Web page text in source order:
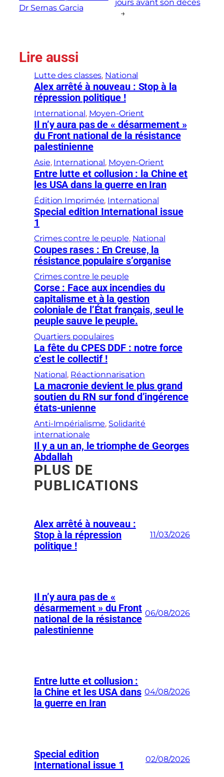
Dr Sernas Garcia
jours avant son décès
→
Lire aussi
Lutte des classes, National
Alex arrêté à nouveau : Stop à la
répression politique !
International , Moyen-Orient
Il n’y aura pas de « désarmement »
du Front national de la résistance
palestinienne
Asie, International , Moyen-Orient
Entre lutte et collusion : la Chine et
les USA dans la guerre en Iran
Édition Imprimée, International
Special edition International issue
1
Crimes contre le peuple, National
Coupes rases : En Creuse, la
résistance populaire s’organise
Crimes contre le peuple
Corse : Face aux incendies du
capitalisme et à la gestion
coloniale de l’État français, seul le
peuple sauve le peuple.
Quartiers populaires
La fête du CPES DDF : notre force
c’est le collectif !
National , Réactionnarisation
La macronie devient le plus grand
soutien du RN sur fond d’ingérence
états-unienne
Anti-Impérialisme, Solidarité
internationale
Il y a un an, le triomphe de Georges
Abdallah
PLUS DE
PUBLICATIONS
Alex arrêté à nouveau :
Stop à la répression
politique !
11/03/2026
Il n’y aura pas de «
désarmement » du Front
national de la résistance
palestinienne
06/08/2026
Entre lutte et collusion :
la Chine et les USA dans
la guerre en Iran
04/08/2026
Special edition
International issue 1
02/08/2026